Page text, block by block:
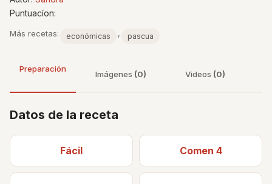
Puntuacíon:
Más recetas: económicas , pascua
Preparación
Imágenes (0) Videos (0)
Datos de la receta
Fácil Comen 4